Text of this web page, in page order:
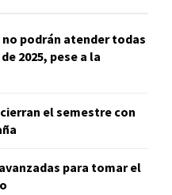
podrán atender todas
2025, pese a la
el semestre con
para tomar el